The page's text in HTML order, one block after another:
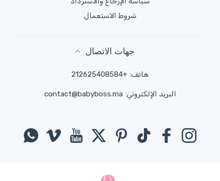
شروط الاستعمال
جهات الاتصال
هاتف: +212625408584
البريد الإلكتروني: contact@babyboss.ma
انستغرام فيسبوك تيك توك بينتيريستتويتر موقع يوتيوب
فيميو واتس